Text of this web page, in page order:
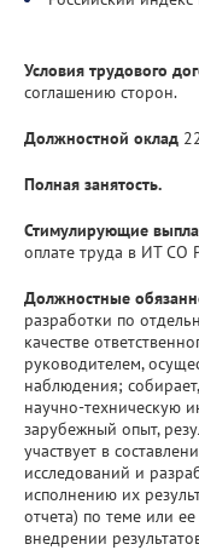
Условия трудового
соглашению сторон.
Должностной оклад
Полная занятость.
Стимулирующие
оплате труда в ИТ СО
Должностные
разработки по
качестве
руководителем,
наблюдения;
научно-техническую
зарубежный опыт,
участвует в
исследований и
исполнению их
отчета) по теме или
внедрении